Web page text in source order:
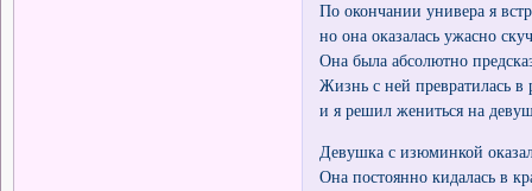
По окончании универа я
но она оказалась ужасно
Она была абсолютно
Жизнь с ней превратилась в
и я решил жениться на
Девушка с изюминкой
Она постоянно кидалась в